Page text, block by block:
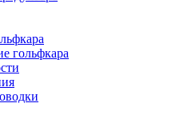
гольфкара